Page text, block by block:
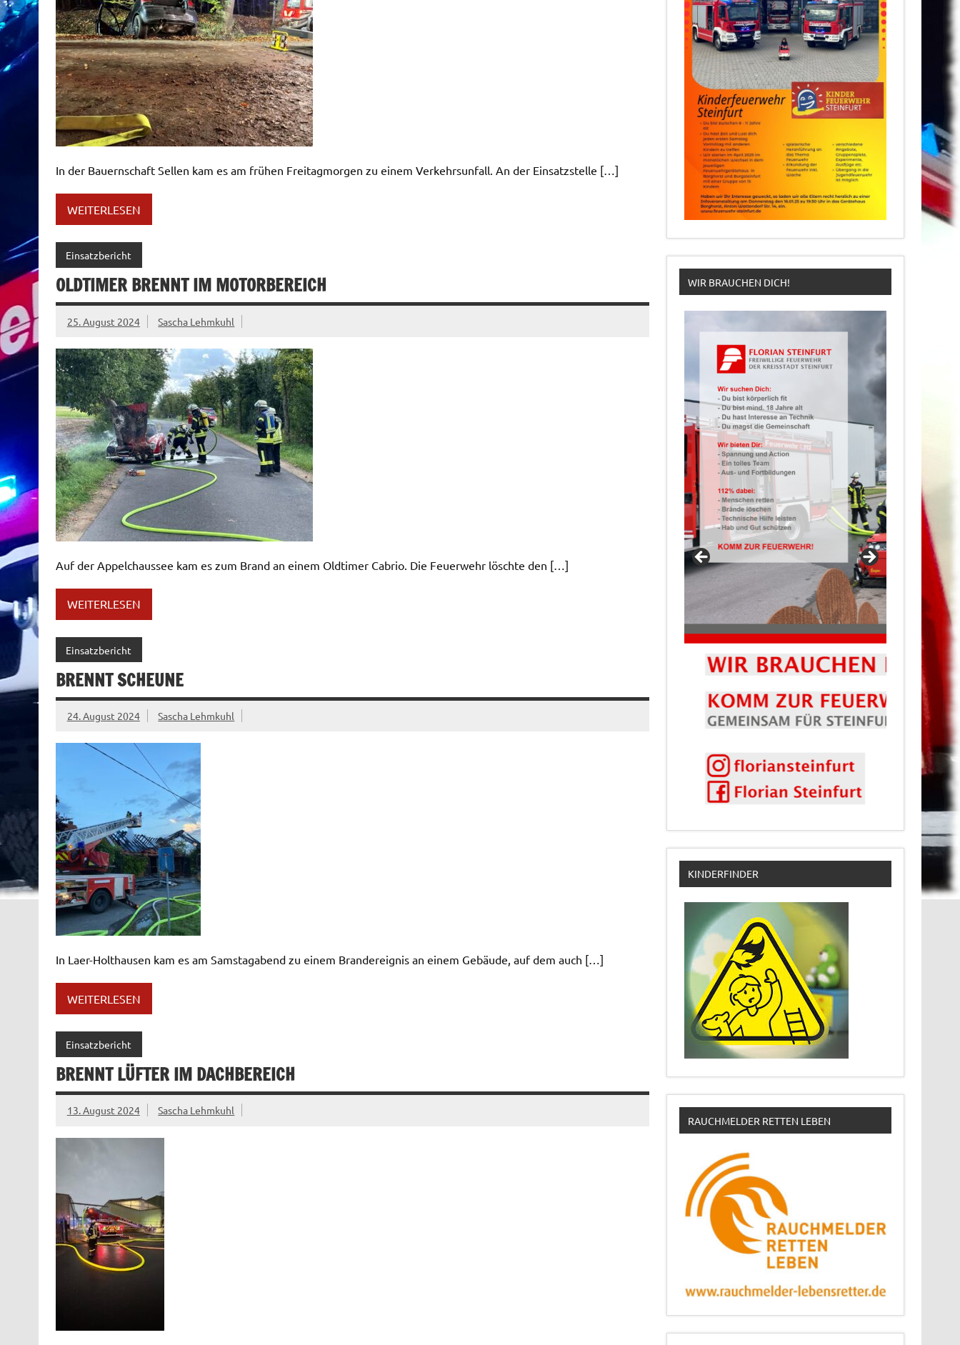
In der Bauernschaft Sellen kam es am frühen Freitagmorgen zu einem Verkehrsunfall. An der Einsatzstelle […]
WEITERLESEN
Einsatzbericht
OLDTIMER BRENNT IM MOTORBEREICH
25. August 2024 Sascha Lehmkuhl
Auf der Appelchaussee kam es zum Brand an einem Oldtimer Cabrio. Die Feuerwehr löschte den […]
WEITERLESEN
Einsatzbericht
BRENNT SCHEUNE
24. August 2024 Sascha Lehmkuhl
In Laer-Holthausen kam es am Samstagabend zu einem Brandereignis an einem Gebäude, auf dem auch […]
WEITERLESEN
Einsatzbericht
BRENNT LÜFTER IM DACHBEREICH
13. August 2024 Sascha Lehmkuhl
WIR BRAUCHEN DICH!
KINDERFINDER
RAUCHMELDER RETTEN LEBEN